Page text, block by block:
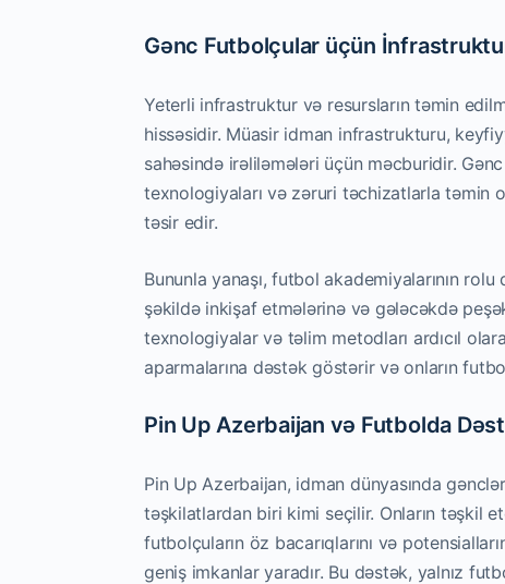
Gənc Futbolçular üçün
Yeterli infrastruktur və resursların təmin
hissəsidir. Müasir idman infrastrukturu,
sahəsində irəliləmələri üçün məcburidir.
texnologiyaları və zəruri təchizatlarla təmin
təsir edir.
Bununla yanaşı, futbol akademiyalarının
şəkildə inkişaf etmələrinə və gələcəkdə
texnologiyalar və təlim metodları ardıcıl
aparmalarına dəstək göstərir və onların futbol
Pin Up Azerbaijan və Futbolda
Pin Up Azerbaijan, idman dünyasında
təşkilatlardan biri kimi seçilir. Onların təşkil
futbolçuların öz bacarıqlarını və
geniş imkanlar yaradır. Bu dəstək, yalnız